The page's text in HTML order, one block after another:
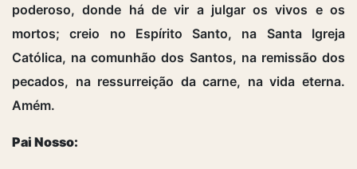
poderoso, donde há de vir a julgar os vivos e os
mortos; creio no Espí­rito Santo, na Santa Igreja
Católica, na comunhão dos Santos, na remissão dos
pecados, na ressurreição da carne, na vida eterna.
Amém.
Pai Nosso: